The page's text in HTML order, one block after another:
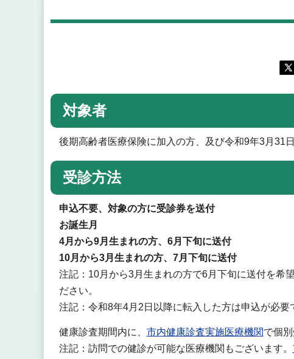
対象者
後期高齢者医療保険に加入の方、及び令和9年3月31
受診方法
申込不要、対象の方に受診券を送付
お誕生月
4月から9月生まれの方、6月下旬に送付
10月から3月生まれの方、7月下旬に送付
注記：10月から3月生まれの方で6月下旬に送付を希
ださい。
注記：令和8年4月2日以降に転入した方は申込が必要
健康診査期間内に、 市内健康診査実施医療機関で個
注記：訪問での健診が可能な医療機関もございます。